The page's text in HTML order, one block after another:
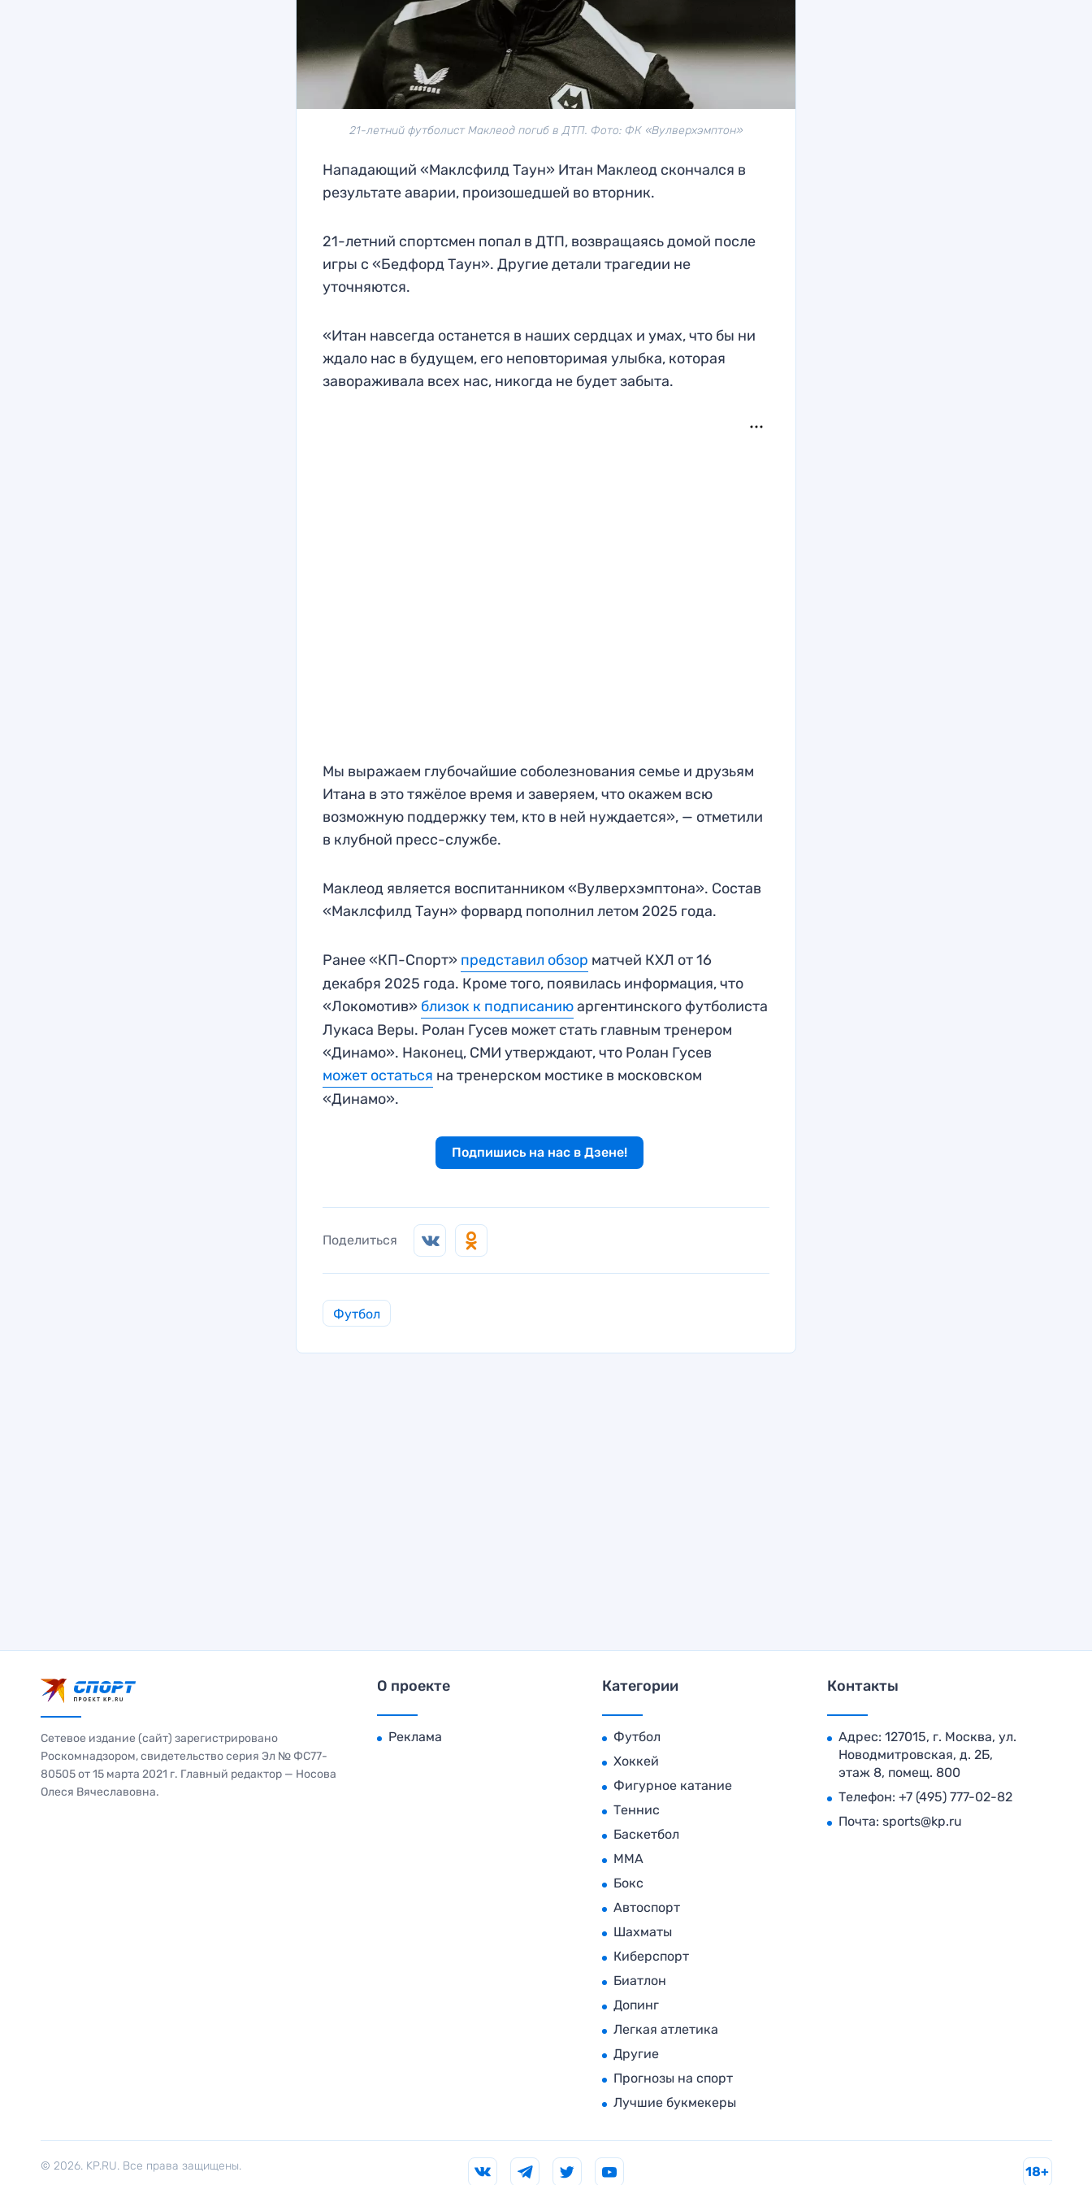
21-летний футболист Маклеод погиб в ДТП. Фото: ФК «Вулверхэмптон»
Нападающий «Маклсфилд Таун» Итан Маклеод скончался в
результате аварии, произошедшей во вторник.
21-летний спортсмен попал в ДТП, возвращаясь домой после
игры с «Бедфорд Таун». Другие детали трагедии не
уточняются.
«Итан навсегда останется в наших сердцах и умах, что бы ни
ждало нас в будущем, его неповторимая улыбка, которая
завораживала всех нас, никогда не будет забыта.
Мы выражаем глубочайшие соболезнования семье и друзьям
Итана в это тяжёлое время и заверяем, что окажем всю
возможную поддержку тем, кто в ней нуждается», — отметили
в клубной пресс-службе.
Маклеод является воспитанником «Вулверхэмптона». Состав
«Маклсфилд Таун» форвард пополнил летом 2025 года.
Ранее «КП-Спорт» представил обзор матчей КХЛ от 16
декабря 2025 года. Кроме того, появилась информация, что
«Локомотив» близок к подписаниюаргентинского футболиста
Лукаса Веры. Ролан Гусев может стать главным тренером
«Динамо». Наконец, СМИ утверждают, что Ролан Гусев
может остаться на тренерском мостике в московском
«Динамо».
Подпишись на нас в Дзене!
Поделиться
Футбол
Сетевое издание (сайт) зарегистрировано
Роскомнадзором, свидетельство серия Эл № ФС77-
80505 от 15 марта 2021 г. Главный редактор — Носова
Олеся Вячеславовна.
О проекте
Реклама
Категории
Футбол
Хоккей
Фигурное катание
Теннис
Баскетбол
MMA
Бокс
Автоспорт
Шахматы
Киберспорт
Биатлон
Допинг
Легкая атлетика
Другие
Прогнозы на спорт
Лучшие букмекеры
Контакты
Адрес: 127015, г. Москва, ул.
Новодмитровская, д. 2Б,
этаж 8, помещ. 800
Телефон: +7 (495) 777-02-82
Почта: sports@kp.ru
© 2026. KP.RU. Все права защищены. 18+